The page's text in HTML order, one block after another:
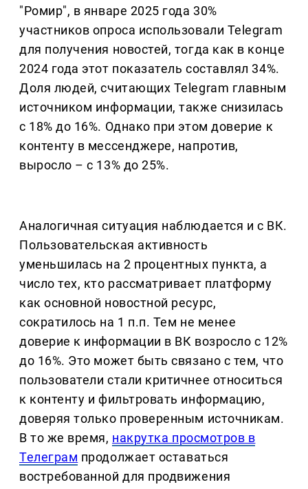
"Ромир", в январе 2025 года 30%
участников опроса использовали Telegram
для получения новостей, тогда как в конце
2024 года этот показатель составлял 34%.
Доля людей, считающих Telegram главным
источником информации, также снизилась
с 18% до 16%. Однако при этом доверие к
контенту в мессенджере, напротив,
выросло – с 13% до 25%.
Аналогичная ситуация наблюдается и с ВК.
Пользовательская активность
уменьшилась на 2 процентных пункта, а
число тех, кто рассматривает платформу
как основной новостной ресурс,
сократилось на 1 п.п. Тем не менее
доверие к информации в ВК возросло с 12%
до 16%. Это может быть связано с тем, что
пользователи стали критичнее относиться
к контенту и фильтровать информацию,
доверяя только проверенным источникам.
В то же время, накрутка просмотров в
Телеграм продолжает оставаться
востребованной для продвижения